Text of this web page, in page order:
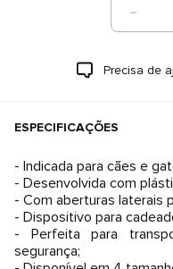
Precisa de
ESPECIFICAÇÕES
- Indicada para cães e
- Desenvolvida com
- Com aberturas laterais
- Dispositivo para
- Perfeita para
segurança;